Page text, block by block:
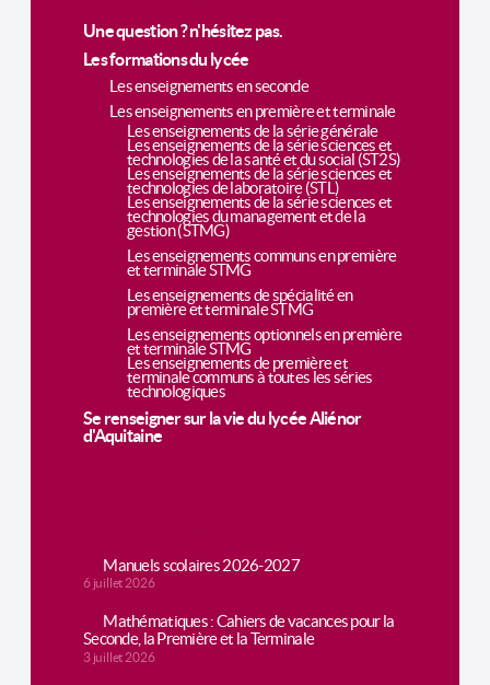
Une question ? n'hésitez pas.
Les formations du lycée
Les enseignements en seconde
Les enseignements en première et terminale
Les enseignements de la série générale
Les enseignements de la série sciences et
technologies de la santé et du social (ST2S)
Les enseignements de la série sciences et
technologies de laboratoire (STL)
Les enseignements de la série sciences et
technologies du management et de la
gestion (STMG)
Les enseignements communs en première
et terminale STMG
Les enseignements de spécialité en
première et terminale STMG
Les enseignements optionnels en première
et terminale STMG
Les enseignements de première et
terminale communs à toutes les séries
technologiques
Se renseigner sur la vie du lycée Aliénor
d'Aquitaine
Manuels scolaires 2026-2027
6 juillet 2026
Mathématiques : Cahiers de vacances pour la
Seconde, la Première et la Terminale
3 juillet 2026